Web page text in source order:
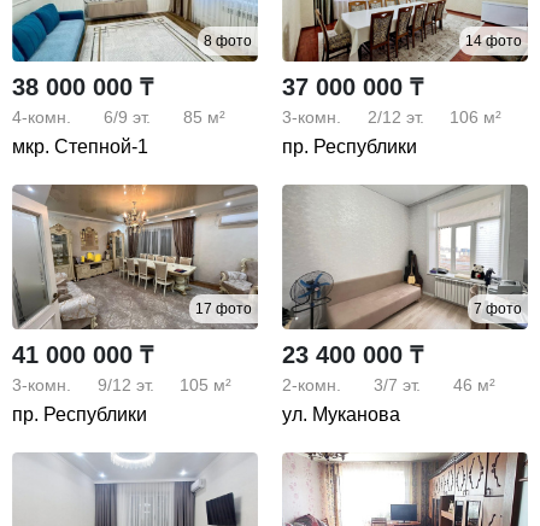
8 фото
38 000 000 ₸
4-комн. 6/9 эт. 85 м²
мкр. Степной-1
14 фото
37 000 000 ₸
3-комн. 2/12 эт. 106 м²
пр. Республики
17 фото
41 000 000 ₸
3-комн. 9/12 эт. 105 м²
пр. Республики
7 фото
23 400 000 ₸
2-комн. 3/7 эт. 46 м²
ул. Муканова